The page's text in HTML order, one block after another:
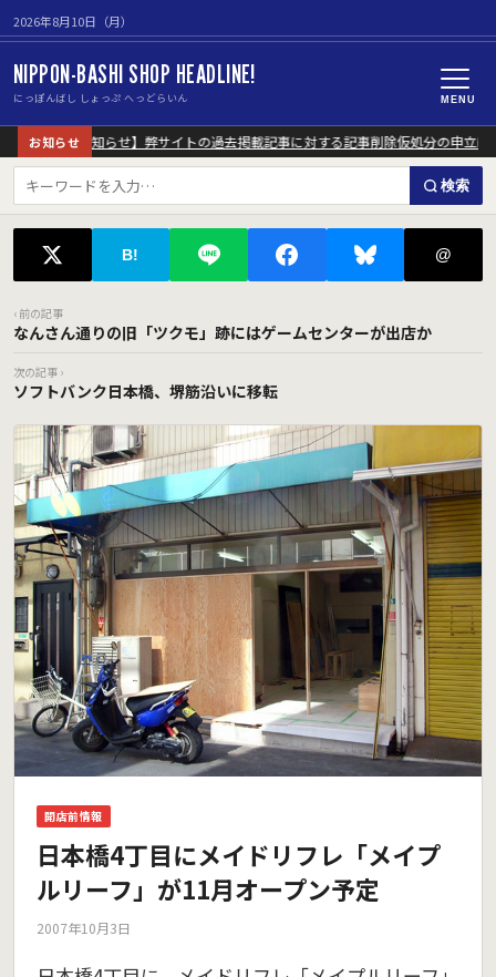
2026年8月10日（月）
NIPPON-BASHI SHOP HEADLINE!
にっぽんばし しょっぷ へっどらいん MENU
お知らせ
【重要なお知らせ】弊サイトの過去掲載記事に対する記事削除仮処分の申立に
検索
B! @
‹ 前の記事
なんさん通りの旧「ツクモ」跡にはゲームセンターが出店か
次の記事 ›
ソフトバンク日本橋、堺筋沿いに移転
開店前情報
日本橋4丁目にメイドリフレ「メイプ
ルリーフ」が11月オープン予定
2007年10月3日